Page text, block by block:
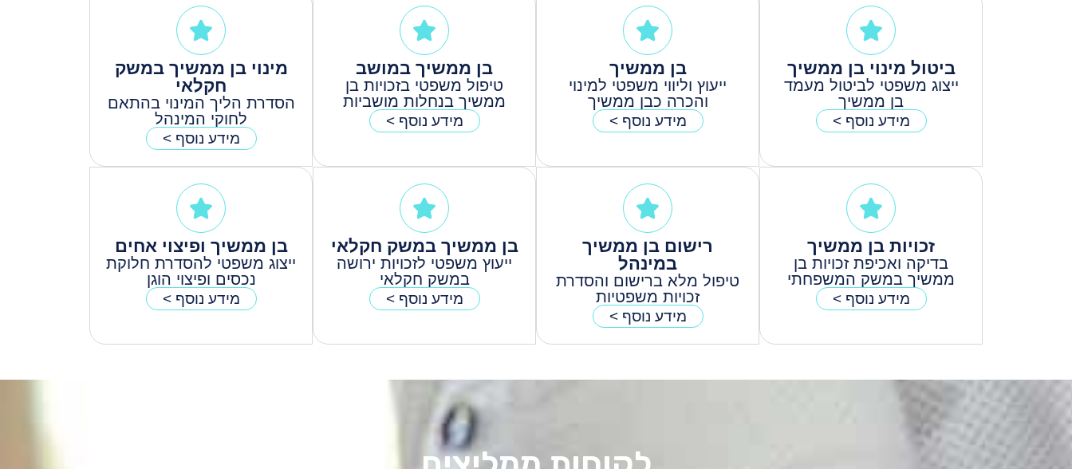
ביטול מינוי בן ממשיך
ייצוג משפטי לביטול מעמד
בן ממשיך
מידע נוסף >
בן ממשיך
ייעוץ וליווי משפטי למינוי
והכרה כבן ממשיך
מידע נוסף >
בן ממשיך במושב
טיפול משפטי בזכויות בן
ממשיך בנחלות מושביות
מידע נוסף >
מינוי בן ממשיך במשק
חקלאי
הסדרת הליך המינוי בהתאם
לחוקי המינהל
מידע נוסף >
זכויות בן ממשיך
בדיקה ואכיפת זכויות בן
ממשיך במשק המשפחתי
מידע נוסף >
רישום בן ממשיך
במינהל
טיפול מלא ברישום והסדרת
זכויות משפטיות
מידע נוסף >
בן ממשיך במשק חקלאי
ייעוץ משפטי לזכויות ירושה
במשק חקלאי
מידע נוסף >
בן ממשיך ופיצוי אחים
ייצוג משפטי להסדרת חלוקת
נכסים ופיצוי הוגן
מידע נוסף >